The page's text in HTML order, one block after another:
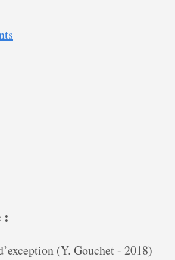
:
(Y. Gouchet - 2018)